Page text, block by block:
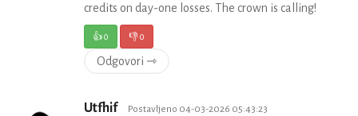
credits on day-one losses. The crown is calling!
👍0 👎0
Odgovori ⇾
Utfhif Postavljeno 04-03-2026 05:43:23